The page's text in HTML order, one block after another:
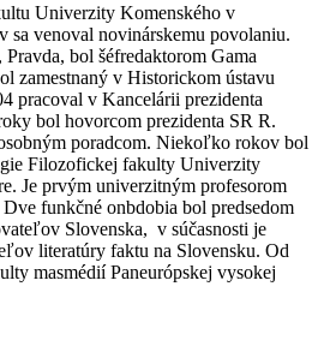
Univerzity Komenského v
sa venoval novinárskemu povolaniu.
bol šéfredaktorom Gama
zamestnaný v Historickom ústavu
pracoval v Kancelárii prezidenta
bol hovorcom prezidenta SR R.
poradcom. Niekoľko rokov bol
Filozofickej fakulty Univerzity
Je prvým univerzitným profesorom
funkčné onbdobia bol predsedom
Slovenska, v súčasnosti je
literatúry faktu na Slovensku. Od
masmédií Paneurópskej vysokej